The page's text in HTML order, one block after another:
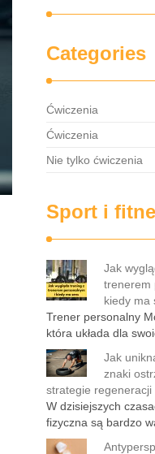
Categories
Ćwiczenia
Ćwiczenia
Nie tylko ćwiczenia
Sport i
Jak
trenerem
kiedy ma
Trener personalny
która układa dla
Jak
znaki
strategie regeneracji
W dzisiejszych
fizyczna są bardzo